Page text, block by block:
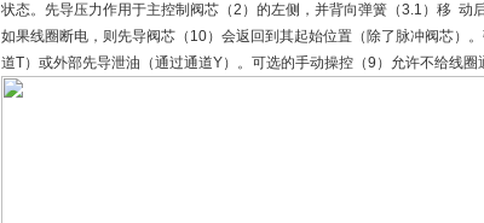
状态。先导压力作用于主控制阀芯（2）的左侧，并背向弹簧（3.1）移 动
如果线圈断电，则先导阀芯（10）会返回到其起始位置（除了脉冲阀芯）
道T）或外部先导泄油（通过通道Y）。可选的手动操控（9）允许不给线圈